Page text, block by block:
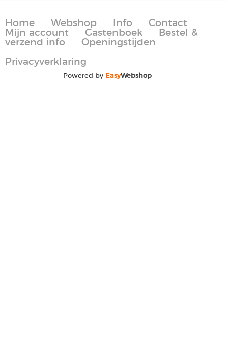
Home Webshop Info
Contact
Mijn account
Gastenboek
Bestel &
verzend info
Openingstijden
Privacyverklaring
Powered by EasyWebshop